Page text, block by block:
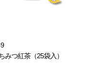
みつ紅茶（25袋入）